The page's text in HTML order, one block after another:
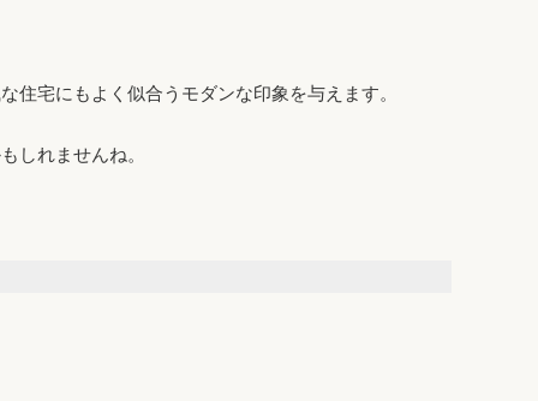
宅にもよく似合うモダンな印象を与えます。
しれませんね。